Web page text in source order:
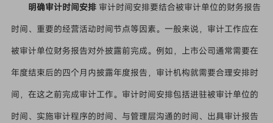
明确审计时间安排审计时间安排要结合被审计单位的财务报告
时间、重要的经营活动时间节点等因素。一般来说，审计工作应在
被审计单位财务报告对外披露前完成。例如，上市公司通常需要在
年度结束后的四个月内披露年度报告，审计机构就需要合理安排时
间，在这之前完成审计工作。审计时间安排包括进驻被审计单位的
时间、实施审计程序的时间、与管理层沟通的时间、出具审计报告